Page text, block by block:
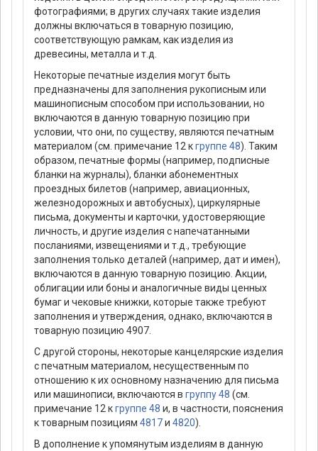
фотографиями; в других случаях такие изделия
должны включаться в товарную позицию,
соответствующую рамкам, как изделия из
древесины, металла и т.д.
Некоторые печатные изделия могут быть
предназначены для заполнения рукописным или
машинописным способом при использовании, но
включаются в данную товарную позицию при
условии, что они, по существу, являются печатным
материалом (см. примечание 12 кгруппе 48). Таким
образом, печатные формы (например, подписные
бланки на журналы), бланки абонементных
проездных билетов (например, авиационных,
железнодорожных и автобусных), циркулярные
письма, документы и карточки, удостоверяющие
личность, и другие изделия с напечатанными
посланиями, извещениями и т.д., требующие
заполнения только деталей (например, дат и имен),
включаются в данную товарную позицию. Акции,
облигации или боны и аналогичные виды ценных
бумаг и чековые книжки, которые также требуют
заполнения и утверждения, однако, включаются в
товарную позицию 4907.
С другой стороны, некоторые канцелярские изделия
с печатным материалом, несущественным по
отношению к их основному назначению для письма
или машинописи, включаются в группу 48 (см.
примечание 12 кгруппе 48 и, в частности, пояснения
к товарным позициям 4817и 4820).
В дополнение к упомянутым изделиям в данную